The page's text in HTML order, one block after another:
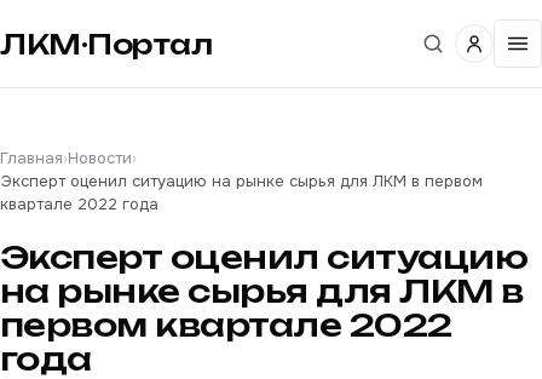
ЛКМ·Портал
Главная›Новости›
Эксперт оценил ситуацию на рынке сырья для ЛКМ в первом
квартале 2022 года
Эксперт оценил ситуацию
на рынке сырья для ЛКМ в
первом квартале 2022
года